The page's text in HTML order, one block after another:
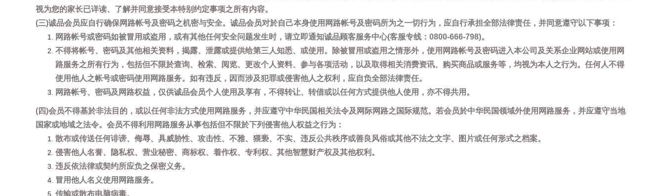
视为您的家长已详读、了解并同意接受本特别约定事项之所有内容。
(三)诚品会员应自行确保网路帐号及密码之机密与安全。诚品会员对於自己本身使用网路帐号及密码所为之一切行为，应自行承担全部法律责任，并同意遵守以下事项：
网路帐号或密码如被冒用或盗用，或有其他任何安全问题发生时，请立即通知诚品顾客服务中心(客服专线：0800-666-798)。
不得将帐号、密码及其他相关资料，揭露、泄露或提供给第三人知悉、或使用。除被冒用或盗用之情形外，使用网路帐号及密码进入本公司及关系企业网站或使用网
路服务之所有行为，包括但不限於查询、检索、阅览、更改个人资料、参与各项活动，以及取得相关消费资讯、购买商品或服务等，均视为本人之行为。任何人不得
使用他人之帐号或密码使用网路服务。如有违反，因而涉及犯罪或侵害他人之权利，应自负全部法律责任。
网路帐号、密码及网路权益，仅供诚品会员个人使用及享有，不得转让、转借或以任何方式提供他人使用，亦不得共用。
(四)会员不得基於非法目的，或以任何非法方式使用网路服务，并应遵守中华民国相关法令及网际网路之国际规范。若会员於中华民国领域外使用网路服务，并应遵守当地
国家或地域之法令。会员不得利用网路服务从事包括但不限於下列侵害他人权益之行为：
散布或传送任何诽谤、侮辱、具威胁性、攻击性、不雅、猥亵、不实、违反公共秩序或善良风俗或其他不法之文字、图片或任何形式之档案。
侵害他人名誉、隐私权、营业秘密、商标权、着作权、专利权、其他智慧财产权及其他权利。
违反依法律或契约所应负之保密义务。
冒用他人名义使用网路服务。
传输或散布电脑病毒。